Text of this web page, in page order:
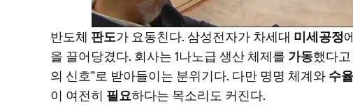
반도체 판도가 요동친다. 삼성전자가 차세대 미세공정
을 끌어당겼다. 회사는 1나노급 생산 체제를 가동했다
의 신호”로 받아들이는 분위기다. 다만 명명 체계와 수율
이 여전히 필요하다는 목소리도 커진다.